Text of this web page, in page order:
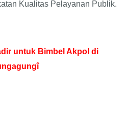
Kualitas Pelayanan Publik.
untuk Bimbel Akpol di